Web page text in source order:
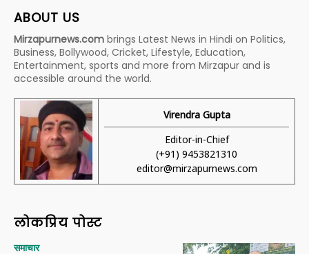
ABOUT US
Mirzapurnews.com brings Latest News in Hindi on Politics,
Business, Bollywood, Cricket, Lifestyle, Education,
Entertainment, sports and more from Mirzapur and is
accessible around the world.
Virendra Gupta
Editor-in-Chief
(+91) 9453821310
editor@mirzapurnews.com
लोकप्रिय पोस्ट
समाचार